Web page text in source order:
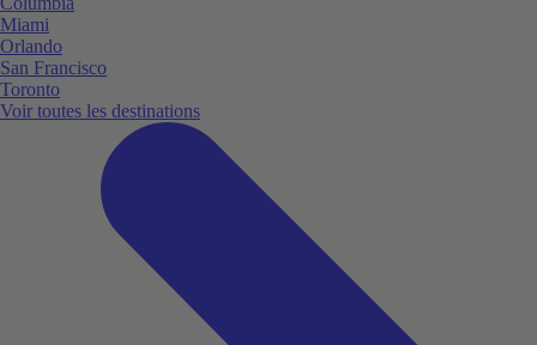
Miami
Orlando
San Francisco
Toronto
Voir toutes les destinations